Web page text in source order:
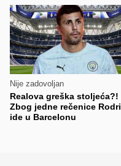
Nije zadovoljan
Realova greška stoljeća?!
Zbog jedne rečenice Rodri
ide u Barcelonu